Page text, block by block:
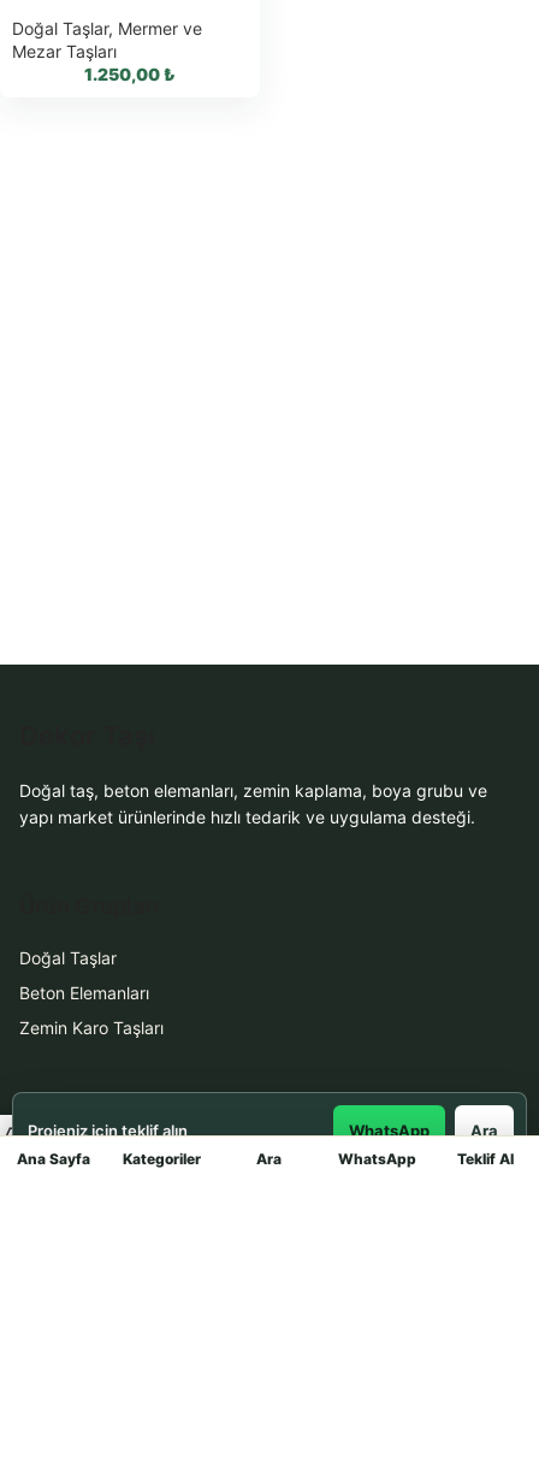
Doğal Taşlar, Mermer ve
Mezar Taşları
1.250,00₺
Ana Sayfa Kategoriler Ara WhatsApp Teklif Al
Doğal taş, beton elemanları, zemin kaplama, boya grubu ve
yapı market ürünlerinde hızlı tedarik ve uygulama desteği.
Doğal Taşlar
Beton Elemanları
Zemin Karo Taşları
Hizmetler
Uygulama
Projeniz için teklif alın WhatsApp Ara